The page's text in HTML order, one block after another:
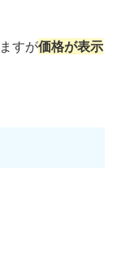
すが価格が表示